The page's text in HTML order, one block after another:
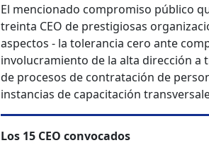
El mencionado compromiso público
treinta CEO de prestigiosas
aspectos - la tolerancia cero ante
involucramiento de la alta dirección a
de procesos de contratación de
instancias de capacitación
Los 15 CEO convocados